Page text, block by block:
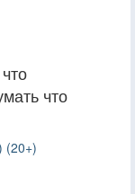
что
(20+)